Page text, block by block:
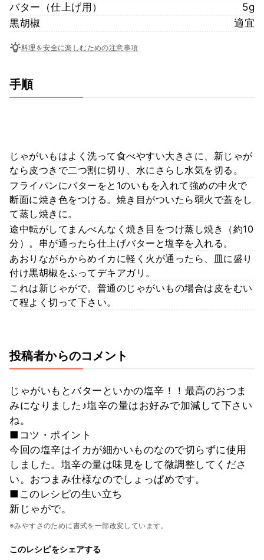
バター（仕上げ用）
5g
黒胡椒
適宜
料理を安全に楽しむための注意事項
手順
じゃがいもはよく洗って食べやすい大きさに、新じゃが
なら皮つきで二つ割に切り、水にさらし水気を切る。
フライパンにバターをと1のいもを入れて強めの中火で
断面に焼き色をつける。焼き目がついたら弱火で蓋をし
て蒸し焼きに。
途中転がしてまんべんなく焼き目をつけ蒸し焼き（約10
分）。串が通ったら仕上げバターと塩辛を入れる。
あおりながらからめイカに軽く火が通ったら、皿に盛り
付け黒胡椒をふってデキアガリ。
これは新じゃがで。普通のじゃがいもの場合は皮をむい
て程よく切って下さい。
投稿者からのコメント
じゃがいもとバターといかの塩辛！！最高のおつま
みになりました♪塩辛の量はお好みで加減して下さい
ね。
■コツ・ポイント
今回の塩辛はイカが細かいものなので切らずに使用
しました。塩辛の量は味見をして微調整してくださ
い。おつまみ仕様なのでしょっぱめです。
■このレシピの生い立ち
新じゃがで。
※みやすさのために書式を一部改変しています。
このレシピをシェアする